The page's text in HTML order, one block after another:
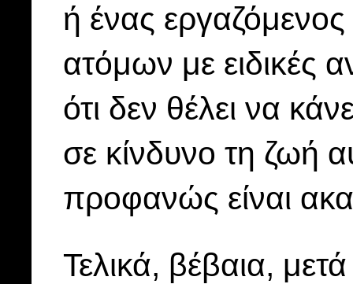
ή ένας
ατόμων με ειδικές
ότι δεν θέλει να
σε κίνδυνο τη ζωή
προφανώς είναι
Τελικά, βέβαια,